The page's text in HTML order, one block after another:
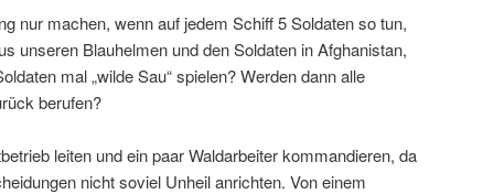
nur machen, wenn auf jedem Schiff 5 Soldaten so tun,
unseren Blauhelmen und den Soldaten in Afghanistan,
mal „wilde Sau“ spielen? Werden dann alle
berufen?
leiten und ein paar Waldarbeiter kommandieren, da
nicht soviel Unheil anrichten. Von einem